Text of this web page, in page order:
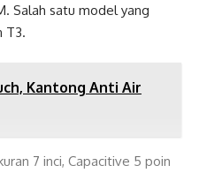
Salah satu model yang
T3.
Kantong Anti Air
7 inci, Capacitive 5 poin